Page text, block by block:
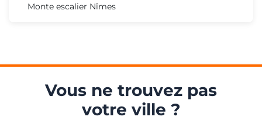
Monte escalier Nîmes
Vous ne trouvez pas
votre ville ?